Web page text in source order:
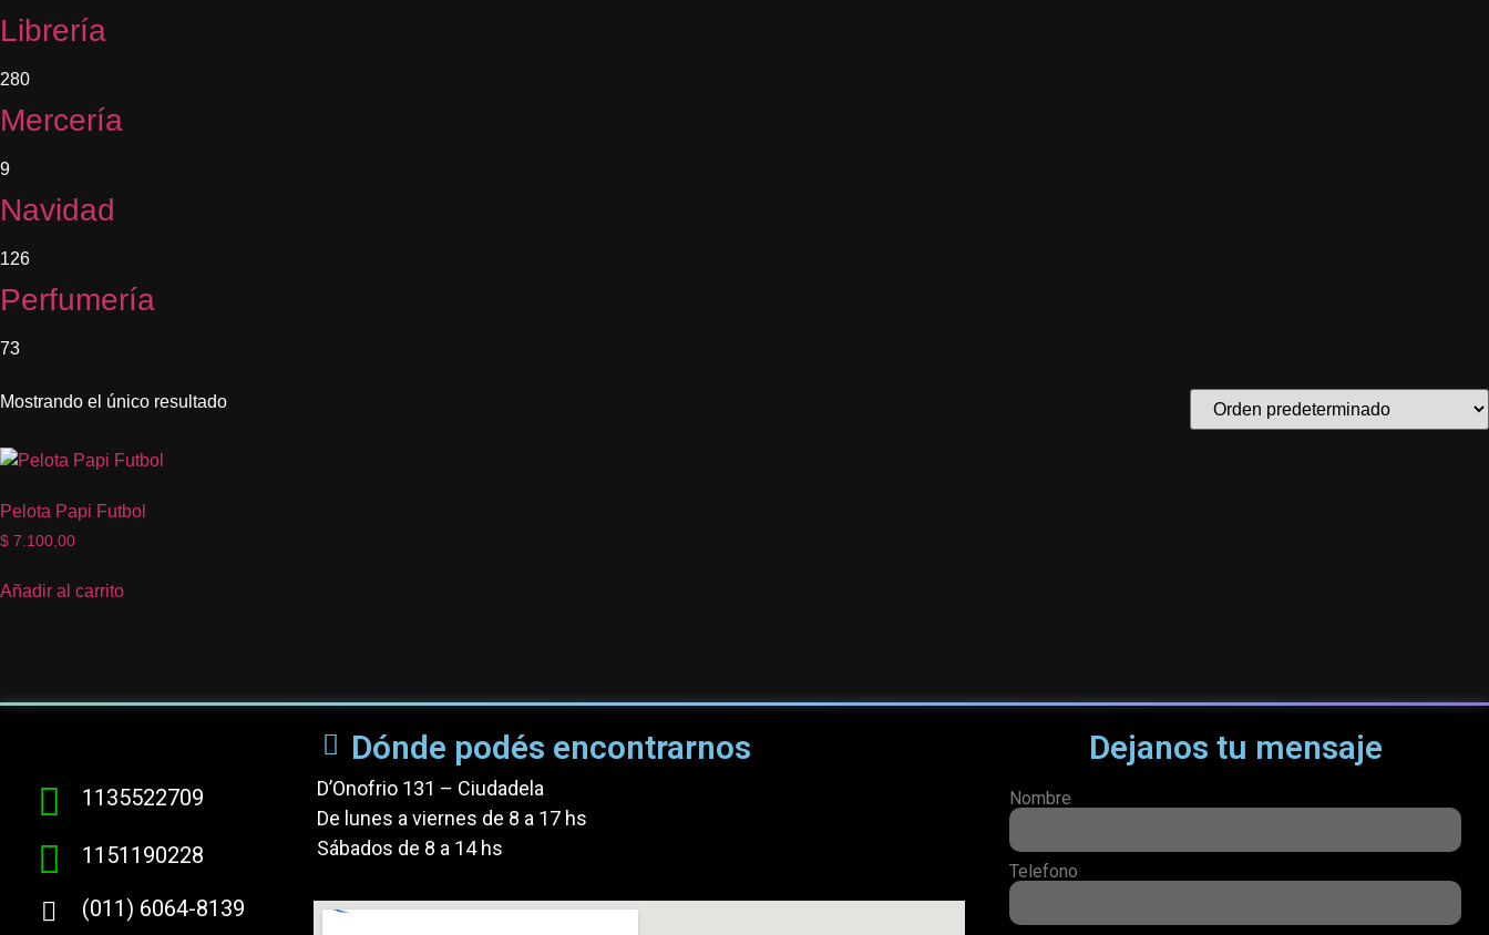
Librería
280
Mercería
9
Navidad
126
Perfumería
73
Mostrando el único resultado
Pelota Papi Futbol
$ 7.100,00
Añadir al carrito
1135522709
1151190228
(011) 6064-8139
Dónde podés encontrarnos
D’Onofrio 131 – Ciudadela
De lunes a viernes de 8 a 17 hs
Sábados de 8 a 14 hs
Dejanos tu mensaje
Nombre
Telefono